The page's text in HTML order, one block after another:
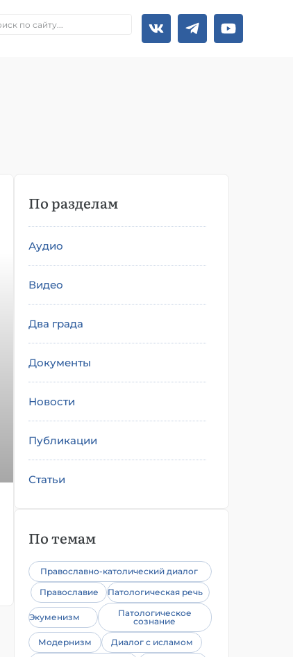
По разделам
Аудио
Видео
Два града
Документы
Новости
Публикации
Статьи
По темам
Православно-католический диалог
Православие
Патологическая речь
Экуменизм
Патологическое
сознание
Модернизм
Диалог с исламом